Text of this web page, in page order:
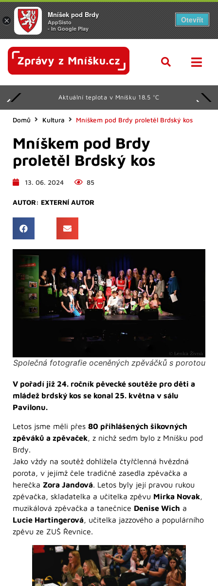
Aktuální teplota v Mníšku 18.5 °C
Domů Kultura Mníškem pod Brdy proletěl Brdský kos
Mníškem pod Brdy
proletěl Brdský kos
13. 06. 2024 85
AUTOR: EXTERNÍ AUTOR
Společná fotografie oceněných zpěváčků s porotou
V pořadí již 24. ročník pěvecké soutěže pro děti a
mládež brdský kos se konal 25. května v sálu
Pavilonu.
Letos jsme měli přes 80 přihlášených šikovných
zpěváků a zpěvaček, z nichž sedm bylo z Mníšku pod
Brdy.
Jako vždy na soutěž dohlížela čtyřčlenná hvězdná
porota, v jejímž čele tradičně zasedla zpěvačka a
herečka Zora Jandová. Letos byly její pravou rukou
zpěvačka, skladatelka a učitelka zpěvu Mirka Novak,
muzikálová zpěvačka a tanečnice Denise Wich a
Lucie Hartingerová, učitelka jazzového a populárního
zpěvu ze ZUŠ Řevnice.
×
Mníšek pod Brdy
AppSisto
- In Google Play
Otevřít